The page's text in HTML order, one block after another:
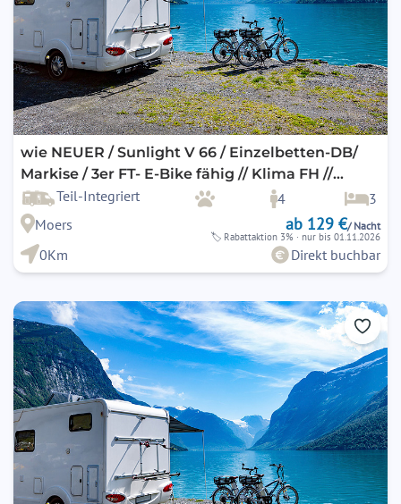
wie NEUER / Sunlight V 66 / Einzelbetten-DB/
Markise / 3er FT- E-Bike fähig // Klima FH //
optional Klima im Wohnbereich !
Teil-Integriert 4
3
Moers
ab 129 €/ Nacht
🏷 Rabattaktion 3% · nur bis 01.11.2026
0Km Direkt buchbar